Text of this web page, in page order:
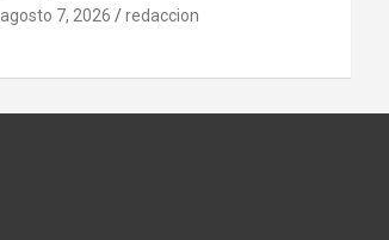
agosto 7, 2026 redaccion